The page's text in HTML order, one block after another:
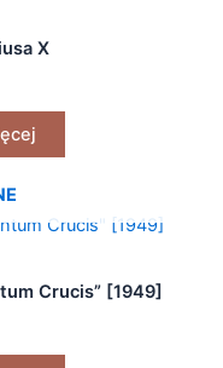
X
Crucis” [1949]